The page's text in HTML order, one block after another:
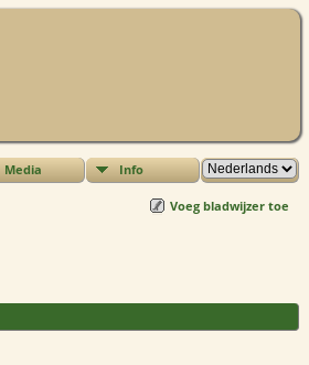
Media Info
Voeg bladwijzer toe